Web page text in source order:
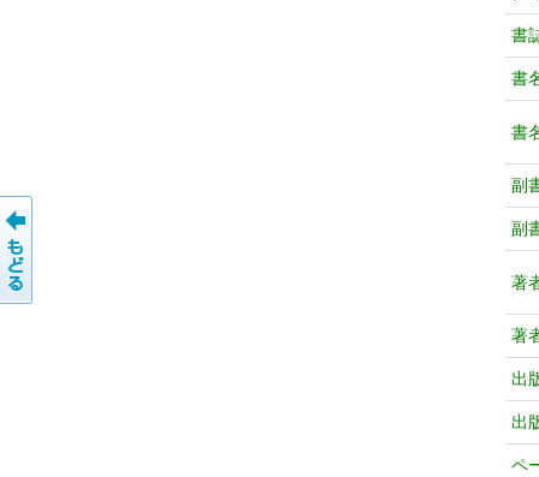
書
書
書
副
副
著
著
出
出
ペ